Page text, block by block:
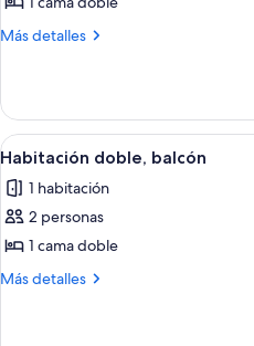
fotos
de
With
Balcony
Más detalles
Más
Room
With
Balcony
Ver
todas
las
fotos
de
Habitación
3
Habitación doble, balcón
1 habitación
2 personas
1 cama doble
Más detalles
Más